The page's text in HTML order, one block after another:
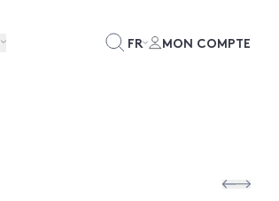
FR MON COMPTE